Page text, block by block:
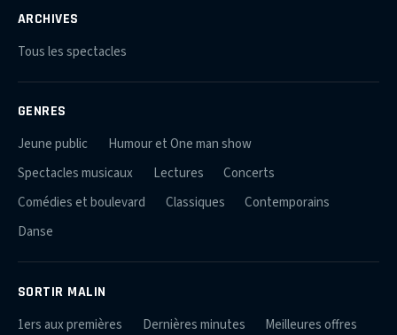
ARCHIVES
Tous les spectacles
GENRES
Jeune public
Humour et One man show
Spectacles musicaux
Lectures
Concerts
Comédies et boulevard
Classiques
Contemporains
Danse
SORTIR MALIN
1ers aux premières Dernières minutes
Meilleures offres